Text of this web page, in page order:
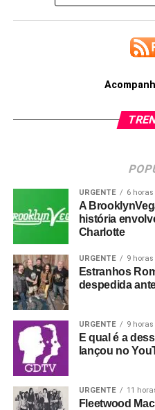
URGENTE 6
A
história
Charlotte
URGENTE 9
Estranhos
despedida
URGENTE 9
E qual é a
lançou no
URGENTE 11
Fleetwood